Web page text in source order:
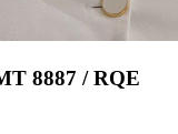
8887 / RQE